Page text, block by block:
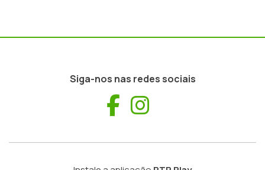
Siga-nos nas redes sociais
Facebook